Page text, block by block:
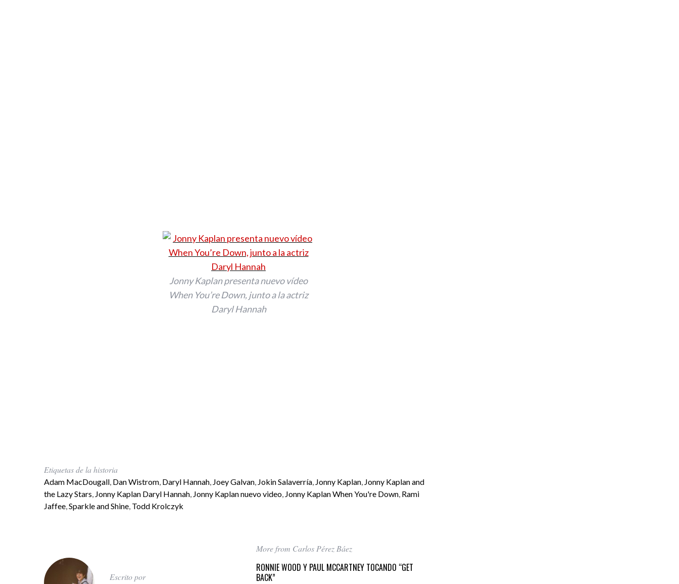
Jonny Kaplan presenta nuevo vídeo
When You’re Down, junto a la actriz
Daryl Hannah
Etiquetas de la historia
Adam MacDougall Dan Wistrom Daryl Hannah Joey Galvan Jokin Salaverría Jonny Kaplan Jonny Kaplan and
the Lazy Stars Jonny Kaplan Daryl Hannah Jonny Kaplan nuevo video Jonny Kaplan When You're Down Rami
Jaffee Sparkle and Shine Todd Krolczyk
Escrito por
More from Carlos Pérez Báez
RONNIE WOOD Y PAUL MCCARTNEY TOCANDO “GET
BACK”